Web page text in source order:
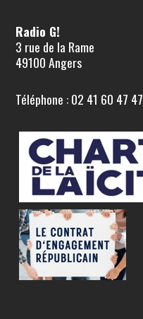
Radio G!
3 rue de la Rame
49100 Angers
Téléphone : 02 41 60 47 47